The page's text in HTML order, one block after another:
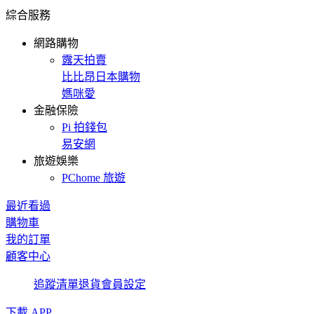
綜合服務
網路購物
露天拍賣
比比昂日本購物
媽咪愛
金融保險
Pi 拍錢包
易安網
旅遊娛樂
PChome 旅遊
最近看過
購物車
我的訂單
顧客中心
追蹤清單退貨會員設定